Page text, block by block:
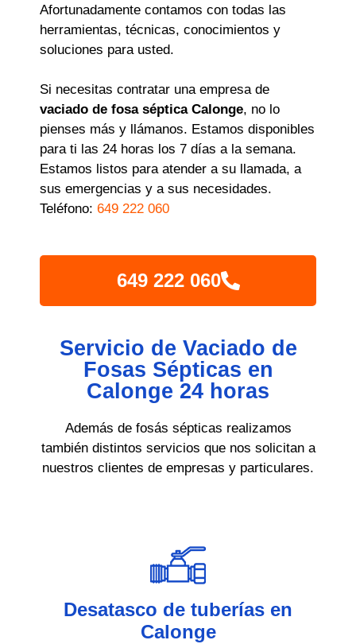
Afortunadamente contamos con todas las
herramientas, técnicas, conocimientos y
soluciones para usted.
Si necesitas contratar una empresa de
vaciado de fosa séptica Calonge, no lo
pienses más y llámanos. Estamos disponibles
para ti las 24 horas los 7 días a la semana.
Estamos listos para atender a su llamada, a
sus emergencias y a sus necesidades.
Teléfono: 649 222 060
649 222 060
Servicio de Vaciado de
Fosas Sépticas en
Calonge 24 horas
Además de fosás sépticas realizamos
también distintos servicios que nos solicitan a
nuestros clientes de empresas y particulares.
Desatasco de tuberías en
Calonge